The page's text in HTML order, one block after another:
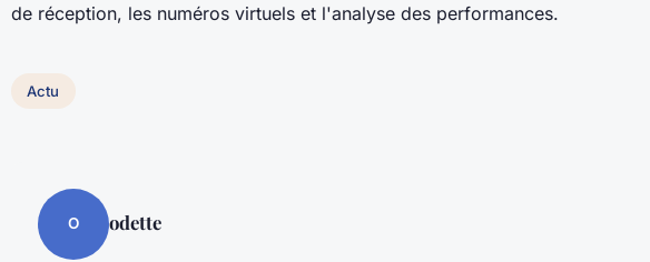
de réception, les numéros virtuels et l'analyse des performances.
Actu
O odette